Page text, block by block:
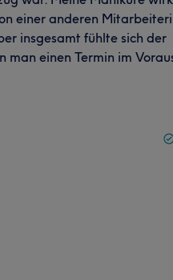
einer anderen
insgesamt fühlte sich der
man einen Termin im